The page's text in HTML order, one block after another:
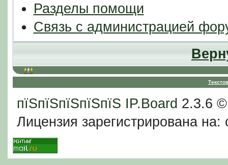
Разделы помощи
Связь с администрацией
пїЅпїЅпїЅпїЅпїЅ IP.Board 2.3.6
Лицензия зарегистрирована